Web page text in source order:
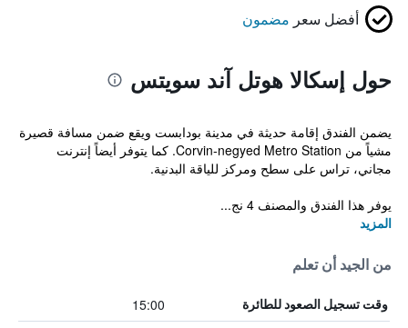
أفضل سعر مضمون
حول إسكالا هوتل آند سويتس
يضمن الفندق إقامة حديثة في مدينة بودابست ويقع ضمن مسافة قصيرة
مشياً من Corvin-negyed Metro Station. كما يتوفر أيضاً إنترنت
مجاني، تراس على سطح ومركز للياقة البدنية.
يوفر هذا الفندق والمصنف 4 نج...
المزيد
من الجيد أن تعلم
وقت تسجيل الصعود للطائرة 15:00